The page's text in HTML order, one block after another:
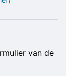
van de